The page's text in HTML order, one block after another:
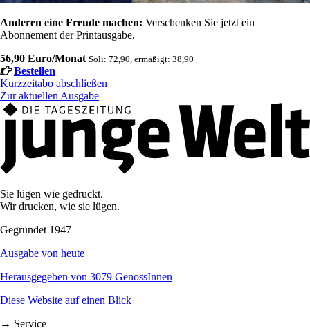
Anderen eine Freude machen: Verschenken Sie jetzt ein
Abonnement der Printausgabe.
56,90 Euro/Monat Soli: 72,90, ermäßigt: 38,90
Bestellen
Kurzzeitabo abschließen
Zur aktuellen Ausgabe
Sie lügen wie gedruckt.
Wir drucken, wie sie lügen.
Gegründet 1947
Ausgabe von heute
Herausgegeben von 3079 GenossInnen
Diese Website auf einen Blick
→ Service